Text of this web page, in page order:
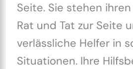
Seite. Sie stehen
Rat und Tat zur Seite
verlässliche Helfer in
Situationen. Ihre